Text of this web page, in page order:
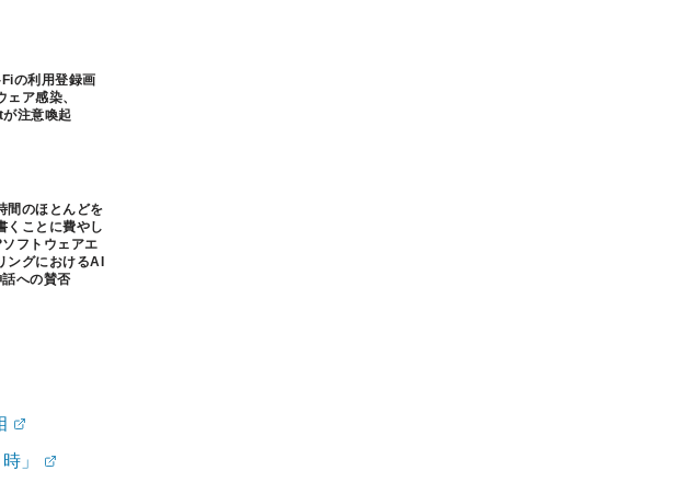
の利用登録画
ェア感染、
注意喚起
間のほとんどを
くことに費やし
フトウェアエ
ングにおけるAI
への賛否
」